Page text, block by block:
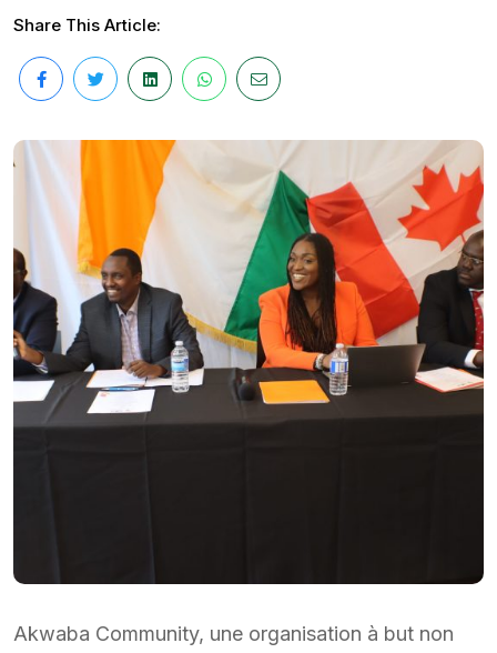
Share This Article:
Akwaba Community, une organisation à but non